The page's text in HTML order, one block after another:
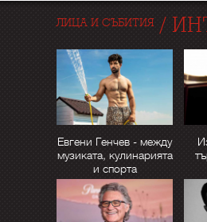
ЛИЦА И СЪБИТИЯ/
Евгени Генчев - между
музиката, кулинарията
и спорта